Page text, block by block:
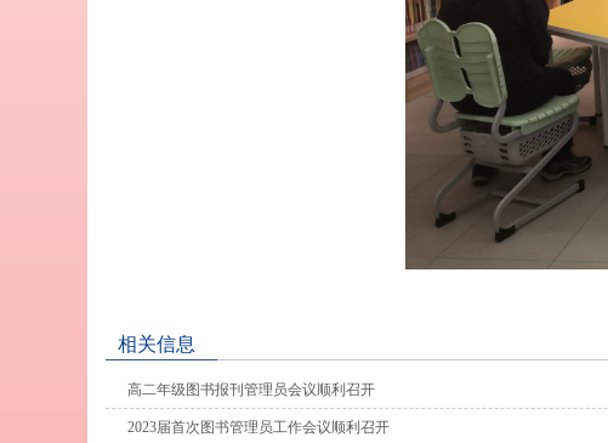
相关信息
高二年级图书报刊管理员会议顺利召开
2023届首次图书管理员工作会议顺利召开